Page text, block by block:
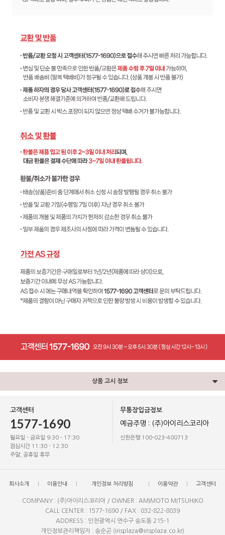
상품 고시 정보
고객센터
1577-1690
월요일 - 금요일 9:30 - 17:30
점심시간 11:30 - 12:30
주말, 공휴일 휴무
무통장입금정보
예금주명 : (주)아이리스코리아
신한은행 100-023-400713
회사소개 이용안내 개인정보 처리방침 이용약관 고객센터
COMPANY : (주)아이리스코리아 / OWNER : AMIMOTO MITSUHIKO
CALL CENTER : 1577-1690 / FAX : 032-822-8039
ADDRESS : 인천광역시 연수구 송도동 215-1
개인정보관리책임자 : 송순곤 (irisplaza@irisplaza.co.kr)